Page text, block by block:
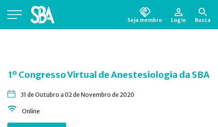
Seja membro Login Busca
1º Congresso Virtual de Anestesiologia da SBA
31 de Outubro a 02 de Novembro de 2020
Online